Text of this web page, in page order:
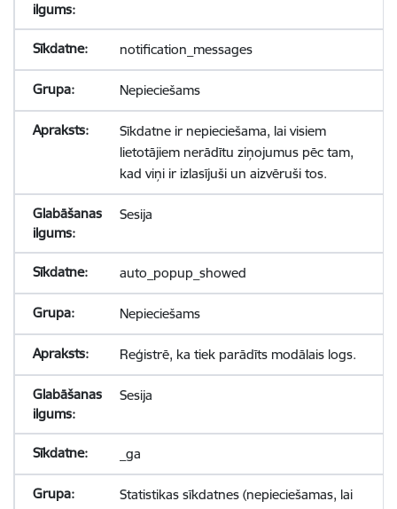
notification_messages
Nepieciešams
Sīkdatne ir nepieciešama, lai visiem
lietotājiem nerādītu ziņojumus pēc tam,
kad viņi ir izlasījuši un aizvēruši tos.
Sesija
auto_popup_showed
Nepieciešams
Reģistrē, ka tiek parādīts modālais logs.
Sesija
_ga
Statistikas sīkdatnes (nepieciešamas, lai